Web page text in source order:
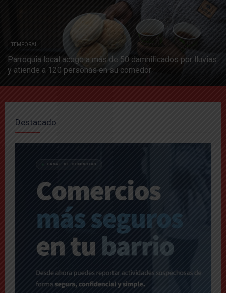
TEMPORAL
Parroquia local acoge a más de 50 damnificados por lluvias
y atiende a 120 personas en su comedor
Destacado